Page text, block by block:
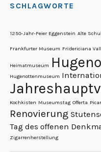
SCHLAGWORTE
1250-Jahr-Feier Eggenstein Alte
Frankfurter Museum Fridericiana
Heimatmuseum
Hugenottenmuseum
Kochkisten Museumstag Offerta
Renovierung
Tag des offenen
Zigarrenherstellung